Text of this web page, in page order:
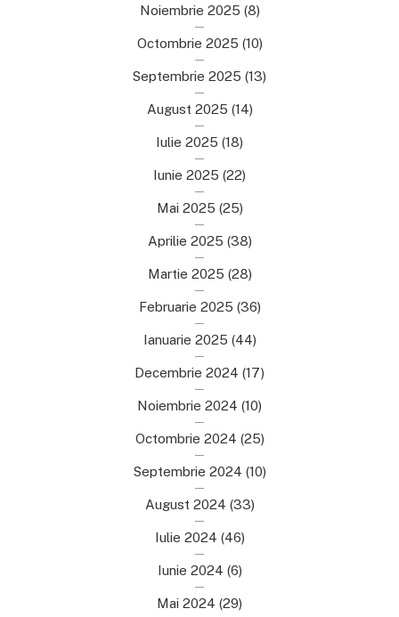
Noiembrie 2025 (8)
Octombrie 2025 (10)
Septembrie 2025 (13)
August 2025 (14)
Iulie 2025 (18)
Iunie 2025 (22)
Mai 2025 (25)
Aprilie 2025 (38)
Martie 2025 (28)
Februarie 2025 (36)
Ianuarie 2025 (44)
Decembrie 2024 (17)
Noiembrie 2024 (10)
Octombrie 2024 (25)
Septembrie 2024 (10)
August 2024 (33)
Iulie 2024 (46)
Iunie 2024 (6)
Mai 2024 (29)